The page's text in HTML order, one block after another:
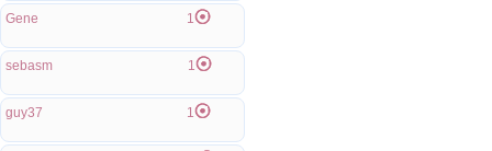
Gene 1
sebasm 1
guy37 1